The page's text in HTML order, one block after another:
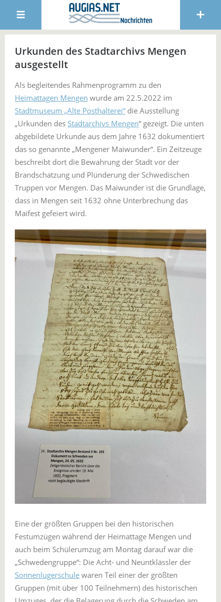
Urkunden des Stadtarchivs Mengen
ausgestellt
Als begleitendes Rahmenprogramm zu den
Heimattagen Mengen wurde am 22.5.2022 im
Stadtmuseum „Alte Posthalterei“ die Ausstellung
„Urkunden des Stadtarchivs Mengen“ gezeigt. Die unten
abgebildete Urkunde aus dem Jahre 1632 dokumentiert
das so genannte „Mengener Maiwunder“. Ein Zeitzeuge
beschreibt dort die Bewahrung der Stadt vor der
Brandschatzung und Plünderung der Schwedischen
Truppen vor Mengen. Das Maiwunder ist die Grundlage,
dass in Mengen seit 1632 ohne Unterbrechung das
Maifest gefeiert wird.
Eine der größten Gruppen bei den historischen
Festumzügen während der Heimattage Mengen und
auch beim Schülerumzug am Montag darauf war die
„Schwedengruppe“: Die Acht- und Neuntklässler der
Sonnenlugerschule waren Teil einer der größten
Gruppen (mit über 100 Teilnehmern) des historischen